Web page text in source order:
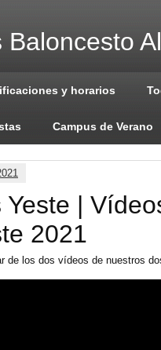
Baloncesto
y horarios
Campus de Verano
Yeste |
2021
de los dos vídeos de nuestros